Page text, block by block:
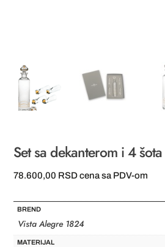
Set sa dekanterom i 4
78.600,00 RSD cena sa PDV-om
BREND
Vista Alegre 1824
MATERIJAL